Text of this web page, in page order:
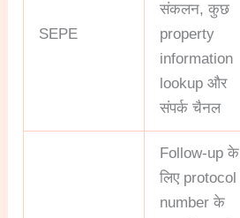
SEPE
संकलन, कुछ
property
information
lookup और
संपर्क चैनल
Follow-up के
लिए protocol
number के